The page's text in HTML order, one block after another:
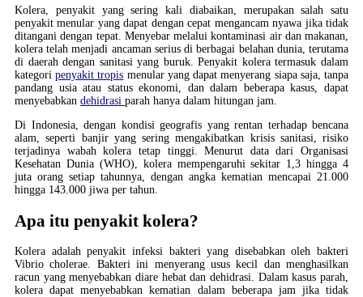
Kolera, penyakit yang sering kali diabaikan, merupakan salah satu
penyakit menular yang dapat dengan cepat mengancam nyawa jika tidak
ditangani dengan tepat. Menyebar melalui kontaminasi air dan makanan,
kolera telah menjadi ancaman serius di berbagai belahan dunia, terutama
di daerah dengan sanitasi yang buruk. Penyakit kolera termasuk dalam
kategoripenyakit tropis menular yang dapat menyerang siapa saja, tanpa
pandang usia atau status ekonomi, dan dalam beberapa kasus, dapat
menyebabkan dehidrasi parah hanya dalam hitungan jam.
Di Indonesia, dengan kondisi geografis yang rentan terhadap bencana
alam, seperti banjir yang sering mengakibatkan krisis sanitasi, risiko
terjadinya wabah kolera tetap tinggi. Menurut data dari Organisasi
Kesehatan Dunia (WHO), kolera mempengaruhi sekitar 1,3 hingga 4
juta orang setiap tahunnya, dengan angka kematian mencapai 21.000
hingga 143.000 jiwa per tahun.
Apa itu penyakit kolera?
Kolera adalah penyakit infeksi bakteri yang disebabkan oleh bakteri
Vibrio cholerae. Bakteri ini menyerang usus kecil dan menghasilkan
racun yang menyebabkan diare hebat dan dehidrasi. Dalam kasus parah,
kolera dapat menyebabkan kematian dalam beberapa jam jika tidak